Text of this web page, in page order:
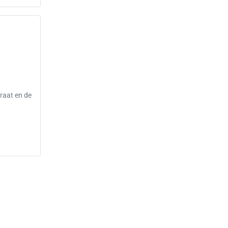
en de